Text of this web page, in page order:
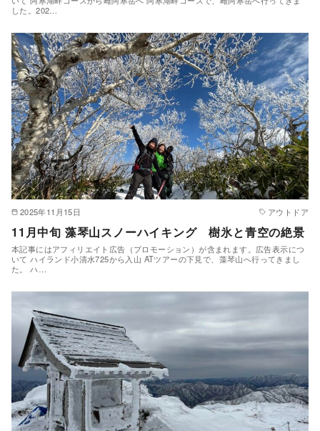
した。202…
2025年11月15日 アウトドア
11月中旬 藻琴山スノーハイキング 樹氷と青空の絶景
本記事にはアフィリエイト広告（プロモーション）が含まれます。広告表示につ
いて ハイランド小清水725から入山 ATツアーの下見で、藻琴山へ行ってきまし
た。 ハ…